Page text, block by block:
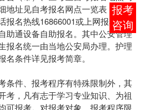
地址见自考报名网点一览表，续考
报名热线16866001或上网报名，也
助通设备自助报名。其中公安管理
报名统一由当地公安局办理。护理
名条件详见报考简章。
件、报考程序有特殊限制外，其
考，凡有志于学习专业知识、为祖
可报考。对报考对象、报考程序限
报考
咨询